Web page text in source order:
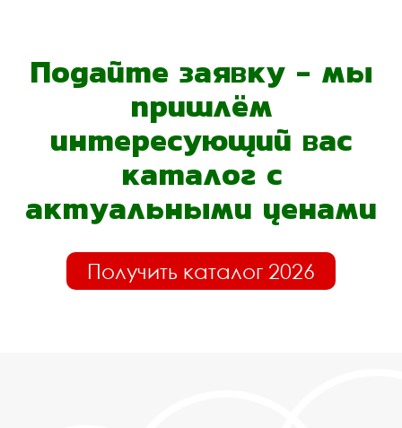
Подайте заявку - мы
пришлём
интересующий вас
каталог с
актуальными ценами
Получить каталог 2026